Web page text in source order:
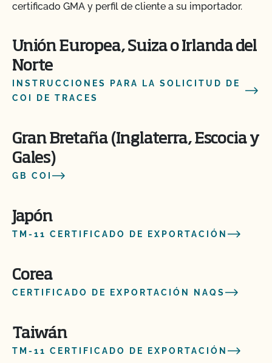
certificado GMA y perfil de cliente a su importador.
Unión Europea, Suiza o Irlanda del
Norte
INSTRUCCIONES PARA LA SOLICITUD DE
COI DE TRACES
Gran Bretaña (Inglaterra, Escocia y
Gales)
GB COI
Japón
TM-11 CERTIFICADO DE EXPORTACIÓN
Corea
CERTIFICADO DE EXPORTACIÓN NAQS
Taiwán
TM-11 CERTIFICADO DE EXPORTACIÓN